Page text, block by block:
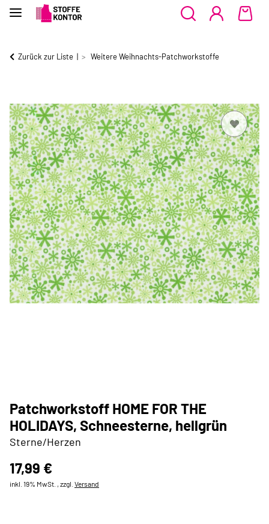
Zurück zur Liste Weitere Weihnachts-Patchworkstoffe
Patchworkstoff HOME FOR THE
HOLIDAYS, Schneesterne, hellgrün
Sterne/Herzen
17,99 €
inkl. 19% MwSt. , zzgl. Versand